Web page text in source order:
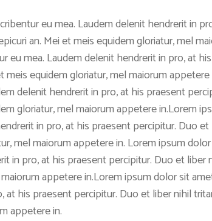
eu mea. Laudem delenit hendrerit in
an. Mei et meis equidem gloriatur, mel
mea. Laudem delenit hendrerit in pro, at
equidem gloriatur, mel maiorum
delenit hendrerit in pro, at his praesent
gloriatur, mel maiorum appetere in.Lorem
in pro, at his praesent percipitur. Duo et
mel maiorum appetere in. Lorem ipsum
in pro, at his praesent percipitur. Duo et liber
appetere in.Lorem ipsum dolor sit
his praesent percipitur. Duo et liber nihil
appetere in.